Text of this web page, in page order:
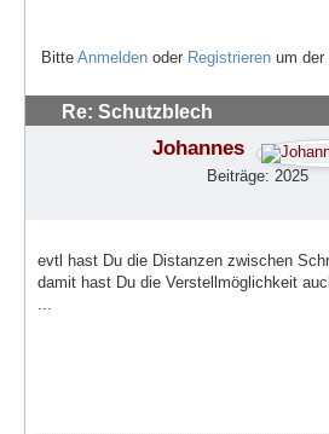
Bitte Anmelden oder Registrieren um der
Re: Schutzblech
Johannes
Beiträge: 2025
evtl hast Du die Distanzen zwischen
damit hast Du die Verstellmöglichkeit